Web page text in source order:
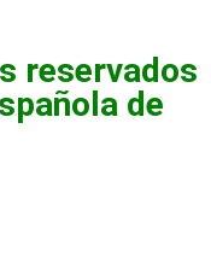
reservados
de